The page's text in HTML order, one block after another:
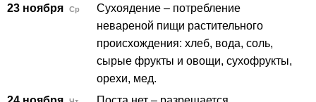
23 ноября
Ср
Сухоядение – потребление
невареной пищи растительного
происхождения: хлеб, вода, соль,
сырые фрукты и овощи, сухофрукты,
орехи, мед.